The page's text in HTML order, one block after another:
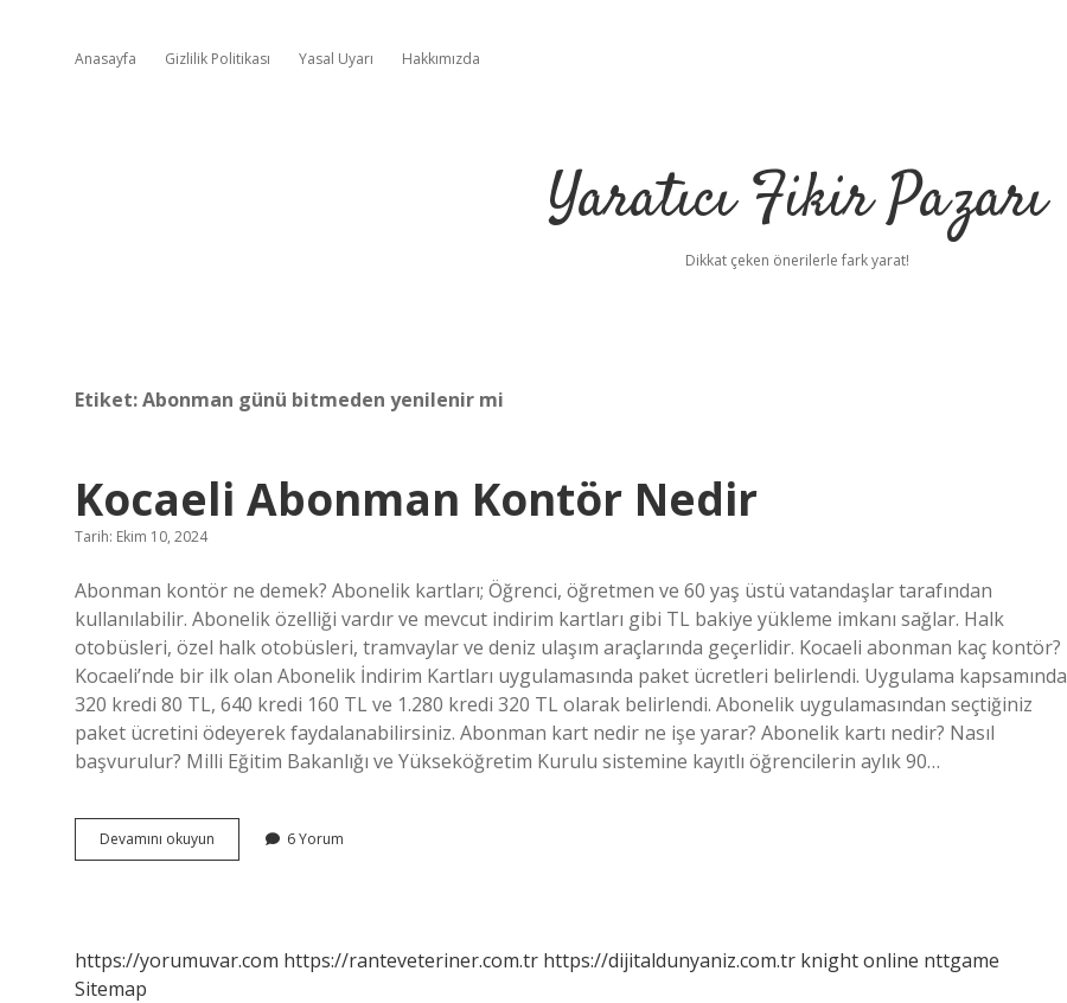
Anasayfa Gizlilik Politikası Yasal Uyarı Hakkımızda
Yaratıcı Fikir Pazarı
Dikkat çeken önerilerle fark yarat!
Etiket:Abonman günü bitmeden yenilenir mi
Kocaeli Abonman Kontör Nedir
Tarih: Ekim 10, 2024
Abonman kontör ne demek? Abonelik kartları; Öğrenci, öğretmen ve 60 yaş üstü vatandaşlar tarafından
kullanılabilir. Abonelik özelliği vardır ve mevcut indirim kartları gibi TL bakiye yükleme imkanı sağlar. Halk
otobüsleri, özel halk otobüsleri, tramvaylar ve deniz ulaşım araçlarında geçerlidir. Kocaeli abonman kaç kontör?
Kocaeli’nde bir ilk olan Abonelik İndirim Kartları uygulamasında paket ücretleri belirlendi. Uygulama kapsamında
320 kredi 80 TL, 640 kredi 160 TL ve 1.280 kredi 320 TL olarak belirlendi. Abonelik uygulamasından seçtiğiniz
paket ücretini ödeyerek faydalanabilirsiniz. Abonman kart nedir ne işe yarar? Abonelik kartı nedir? Nasıl
başvurulur? Milli Eğitim Bakanlığı ve Yükseköğretim Kurulu sistemine kayıtlı öğrencilerin aylık 90…
Devamını okuyun
Abonman
6 Yorum
https://yorumuvar.com https://ranteveteriner.com.tr https://dijitaldunyaniz.com.tr knight online nttgame
Sitemap